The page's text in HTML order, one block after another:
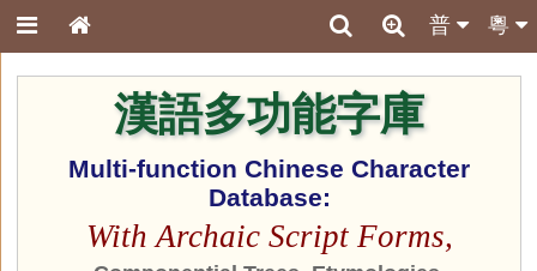
粵
普
漢語多功能字庫
Multi-function Chinese Character
Database:
With Archaic Script Forms,